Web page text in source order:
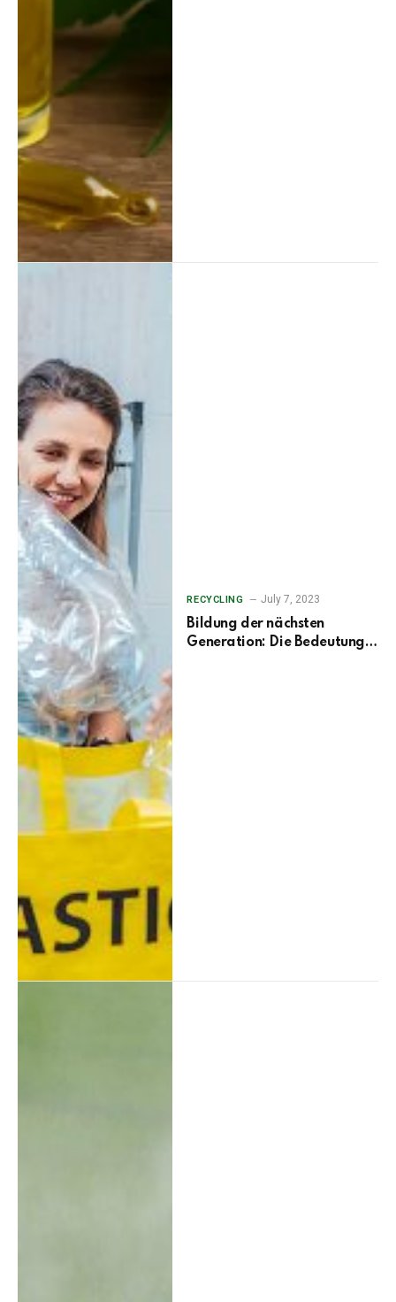
RECYCLING July 7, 2023
Bildung der nächsten
Generation: Die Bedeutung